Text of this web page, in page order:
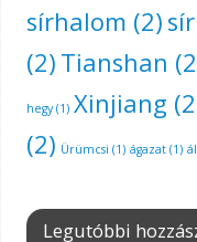
sírhalom (2)
(2) Tianshan
hegy(1) Xinjiang
(2) Ürümcsi (1) ágazat(1)
Legutóbbi